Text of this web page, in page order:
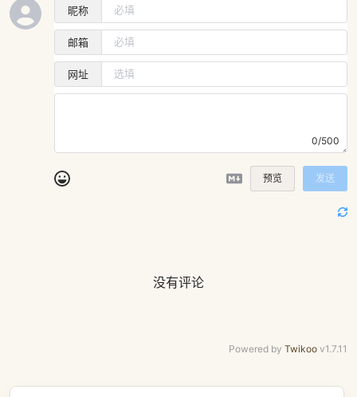
昵称
邮箱
网址
0/500
预览 发送
没有评论
Powered by Twikoo v1.7.11